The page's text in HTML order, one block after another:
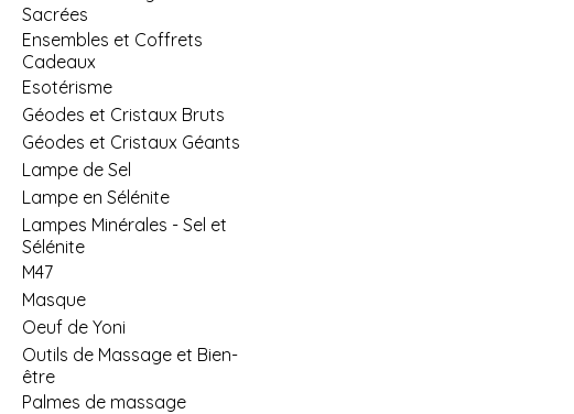
Sacrées
Ensembles et Coffrets
Cadeaux
Esotérisme
Géodes et Cristaux Bruts
Géodes et Cristaux Géants
Lampe de Sel
Lampe en Sélénite
Lampes Minérales - Sel et
Sélénite
M47
Masque
Oeuf de Yoni
Outils de Massage et Bien-
être
Palmes de massage